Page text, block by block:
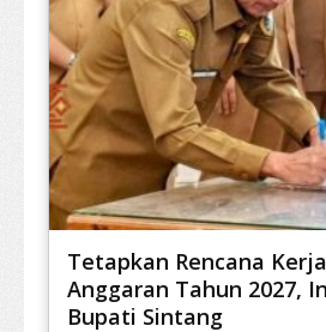
Tetapkan Rencana
Anggaran Tahun 2027,
Bupati Sintang